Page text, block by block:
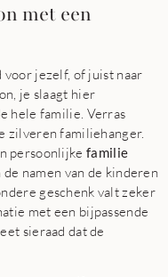
met een
voor jezelf, of juist naar
je slaagt hier
hele familie. Verras
zilveren familiehanger.
persoonlijke familie
namen van de kinderen
geschenk valt zeker
met een bijpassende
sieraad dat de